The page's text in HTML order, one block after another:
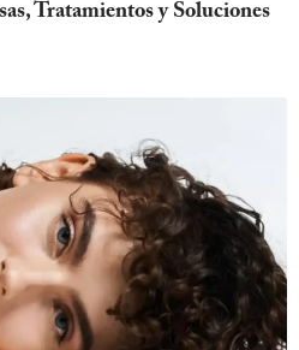
Tratamientos y Soluciones